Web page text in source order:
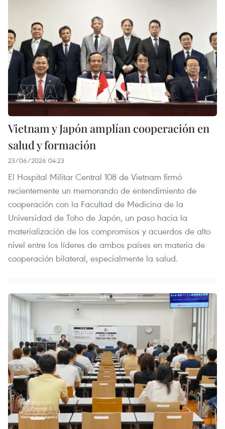
Vietnam y Japón amplían cooperación en
salud y formación
23/06/2026 04:23
El Hospital Militar Central 108 de Vietnam firmó
recientemente un memorando de entendimiento de
cooperación con la Facultad de Medicina de la
Universidad de Toho de Japón, un paso hacia la
materialización de los compromisos y acuerdos de alto
nivel entre los líderes de ambos países en materia de
cooperación bilateral, especialmente la salud.